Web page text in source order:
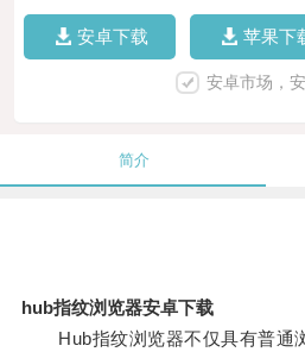
安卓下载 苹果下
安卓市场，
简介
hub指纹浏览器安卓下载
Hub指纹浏览器不仅具有普通